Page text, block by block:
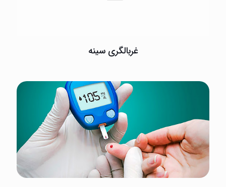
غربالگری سینه